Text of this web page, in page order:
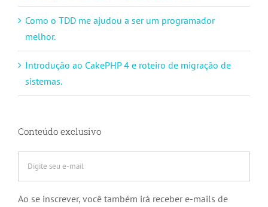
Como o TDD me ajudou a ser um programador
melhor.
Introdução ao CakePHP 4 e roteiro de migração de
sistemas.
Conteúdo exclusivo
Ao se inscrever, você também irá receber e-mails de